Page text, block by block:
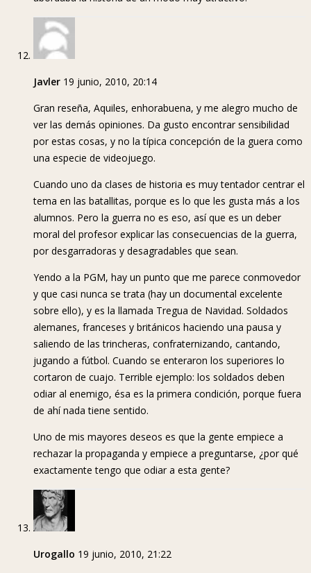
Javler 19 junio, 2010, 20:14
Gran reseña, Aquiles, enhorabuena, y me alegro mucho de
ver las demás opiniones. Da gusto encontrar sensibilidad
por estas cosas, y no la típica concepción de la guera como
una especie de videojuego.
Cuando uno da clases de historia es muy tentador centrar el
tema en las batallitas, porque es lo que les gusta más a los
alumnos. Pero la guerra no es eso, así que es un deber
moral del profesor explicar las consecuencias de la guerra,
por desgarradoras y desagradables que sean.
Yendo a la PGM, hay un punto que me parece conmovedor
y que casi nunca se trata (hay un documental excelente
sobre ello), y es la llamada Tregua de Navidad. Soldados
alemanes, franceses y británicos haciendo una pausa y
saliendo de las trincheras, confraternizando, cantando,
jugando a fútbol. Cuando se enteraron los superiores lo
cortaron de cuajo. Terrible ejemplo: los soldados deben
odiar al enemigo, ésa es la primera condición, porque fuera
de ahí nada tiene sentido.
Uno de mis mayores deseos es que la gente empiece a
rechazar la propaganda y empiece a preguntarse, ¿por qué
exactamente tengo que odiar a esta gente?
Urogallo 19 junio, 2010, 21:22